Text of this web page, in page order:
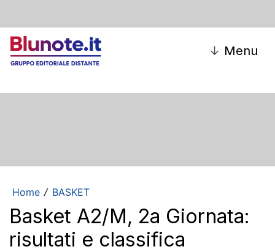
↓ Menu
Home / BASKET
Basket A2/M, 2a Giornata:
risultati e classifica